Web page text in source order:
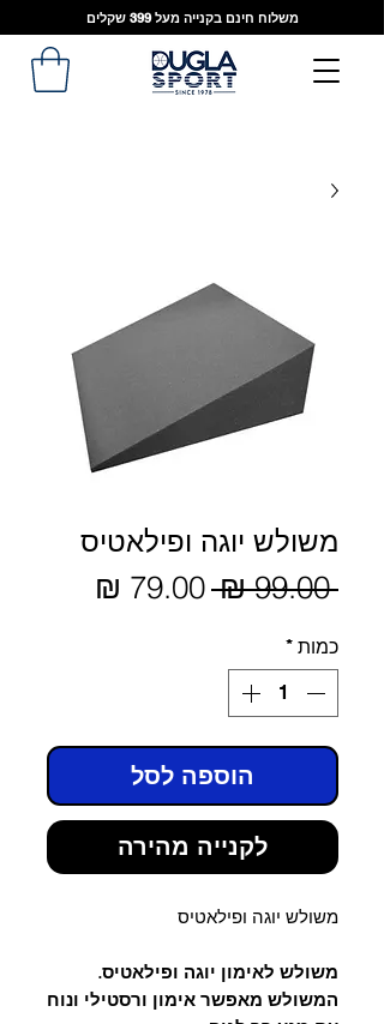
משלוח חינם בקנייה מעל 399 שקלים
משולש יוגה ופילאטיס
‏99.00 ‏₪
מחיר
כמות *
הוספה לסל
לקנייה מהירה
משולש יוגה ופילאטיס
משולש לאימון יוגה ופילאטיס.
המשולש מאפשר אימון ורסטילי ונוח